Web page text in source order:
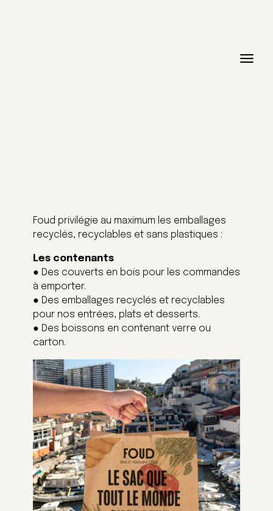
Foud privilégie au maximum les emballages
recyclés, recyclables et sans plastiques :
Les contenants
● Des couverts en bois pour les commandes
à emporter.
● Des emballages recyclés et recyclables
pour nos entrées, plats et desserts.
● Des boissons en contenant verre ou
carton.